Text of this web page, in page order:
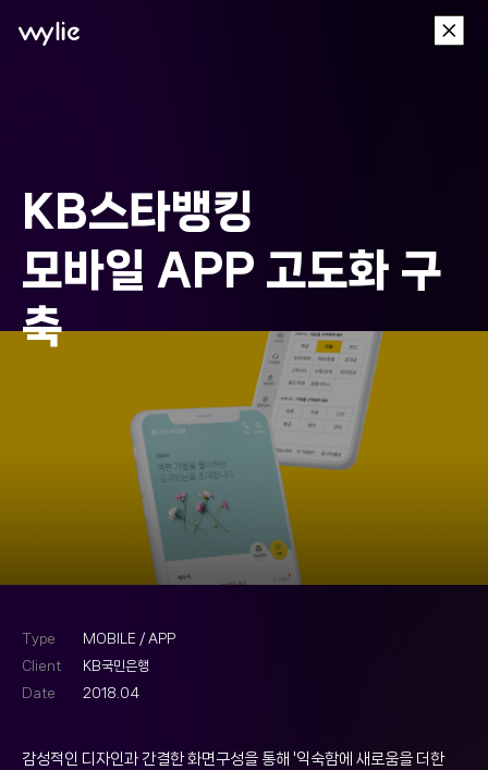
이
전
wylie
KB스타뱅킹
모바일 APP 고도화 구
축
Type
MOBILE / APP
Client
KB국민은행
Date
2018.04
감성적인 디자인과 간결한 화면구성을 통해 '익숙함에 새로움을 더한